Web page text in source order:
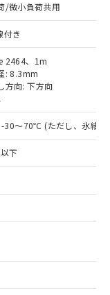
/微小負荷共用
付き
2464、1m
: 8.3mm
方向: 下方向
30～70℃ (ただし、氷結し
下